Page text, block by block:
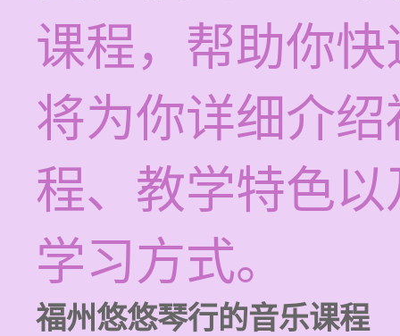
课程，帮助你
将为你详细介
程、教学特色
学习方式。
福州悠悠琴行的音乐课程